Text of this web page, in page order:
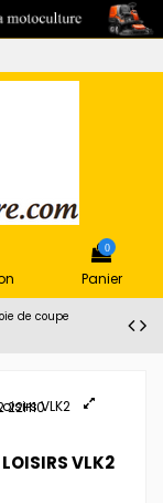
0
Panier
de coupe
LOISIRS VLK2